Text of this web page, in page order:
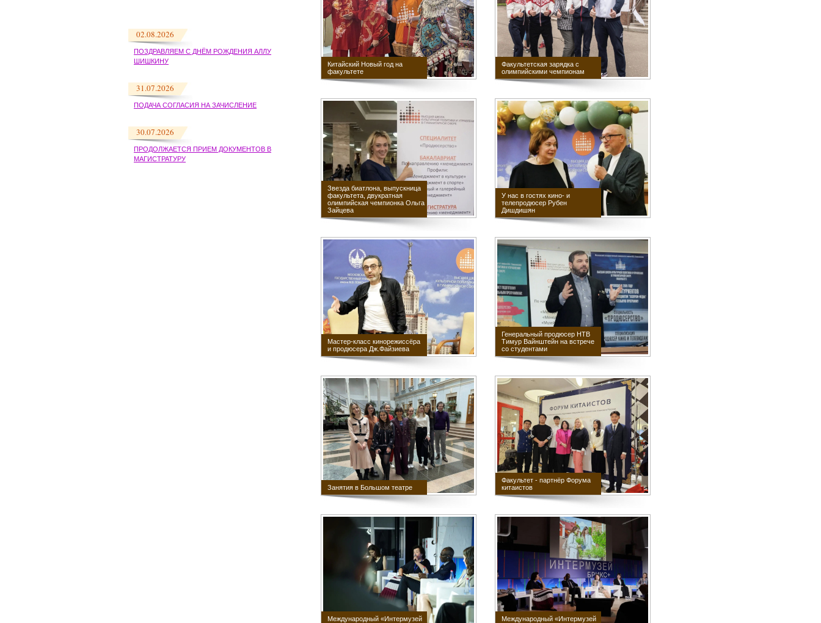
02.08.2026
ПОЗДРАВЛЯЕМ С ДНЁМ РОЖДЕНИЯ АЛЛУ
ШИШКИНУ
31.07.2026
ПОДАЧА СОГЛАСИЯ НА ЗАЧИСЛЕНИЕ
30.07.2026
ПРОДОЛЖАЕТСЯ ПРИЕМ ДОКУМЕНТОВ В
МАГИСТРАТУРУ
Китайский Новый год на
факультете
Факультетская зарядка с
олимпийскими чемпионам
Звезда биатлона, выпускница
факультета, двукратная
олимпийская чемпионка Ольга
Зайцева
У нас в гостях кино- и
телепродюсер Рубен
Дишдишян
Мастер-класс кинорежиссёра
и продюсера Дж.Файзиева
Генеральный продюсер НТВ
Тимур Вайнштейн на встрече
со студентами
Занятия в Большом театре
Факультет - партнёр Форума
китаистов
Международный «Интермузей
Международный «Интермузей